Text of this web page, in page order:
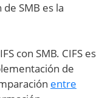
SMB es la
con SMB. CIFS es
de
entre